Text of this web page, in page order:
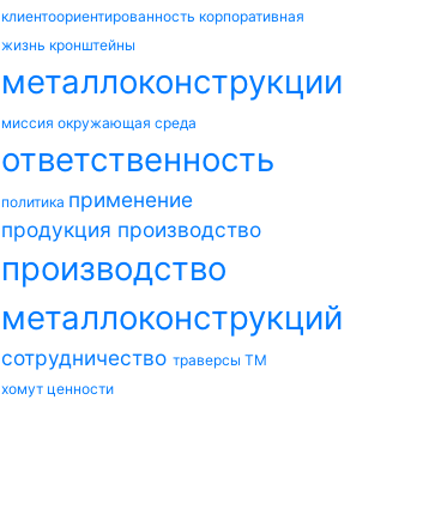
клиентоориентированность корпоративная
жизнь кронштейны
металлоконструкции
миссия окружающая среда
ответственность
политика применение
продукция производство
производство
металлоконструкций
сотрудничество траверсы ТМ
хомут ценности